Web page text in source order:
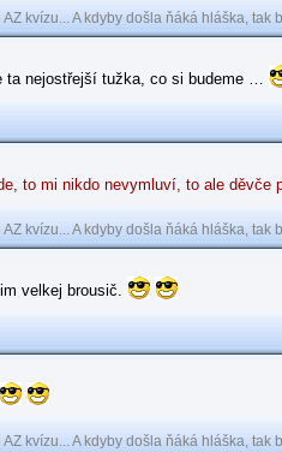
AZ kvízu... A kdyby došla ňáká hláška,
ta nejostřejší tužka, co si budeme …
to mi nikdo nevymluví, to ale děvče
AZ kvízu... A kdyby došla ňáká hláška,
velkej brousič.
AZ kvízu... A kdyby došla ňáká hláška,